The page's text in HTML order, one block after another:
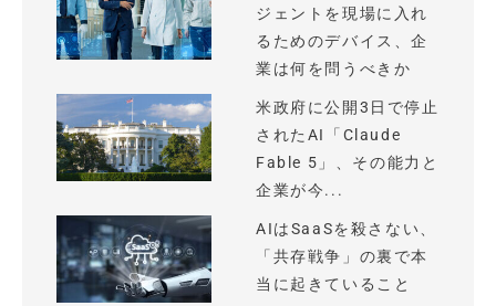
ジェントを現場に入れ
るためのデバイス、企
業は何を問うべきか
米政府に公開3日で停止
されたAI「Claude
Fable 5」、その能力と
企業が今...
AIはSaaSを殺さない、
「共存戦争」の裏で本
当に起きていること